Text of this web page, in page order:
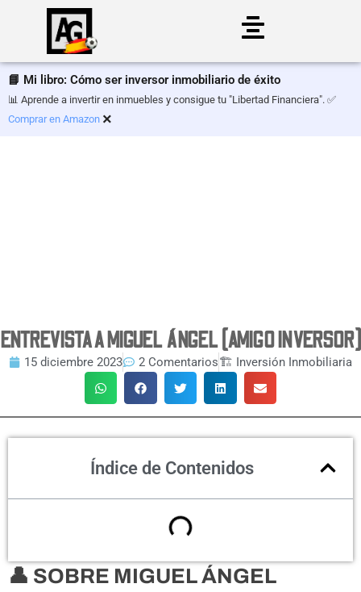
al
contenido
📘 Mi libro: Cómo ser inversor inmobiliario de éxito
📊 Aprende a invertir en inmuebles y consigue tu "Libertad Financiera". ✅
Comprar en Amazon ×
ENTREVISTA A MIGUEL ÁNGEL (AMIGO INVERSOR)
15 diciembre 2023 2 Comentarios🏗 Inversión Inmobiliaria
Índice de Contenidos
👤 SOBRE MIGUEL ÁNGEL